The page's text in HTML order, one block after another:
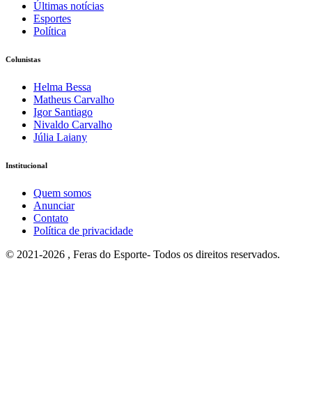
Últimas notícias
Esportes
Política
Colunistas
Helma Bessa
Matheus Carvalho
Igor Santiago
Nivaldo Carvalho
Júlia Laiany
Institucional
Quem somos
Anunciar
Contato
Política de privacidade
© 2021-2026 , Feras do Esporte- Todos os direitos reservados.